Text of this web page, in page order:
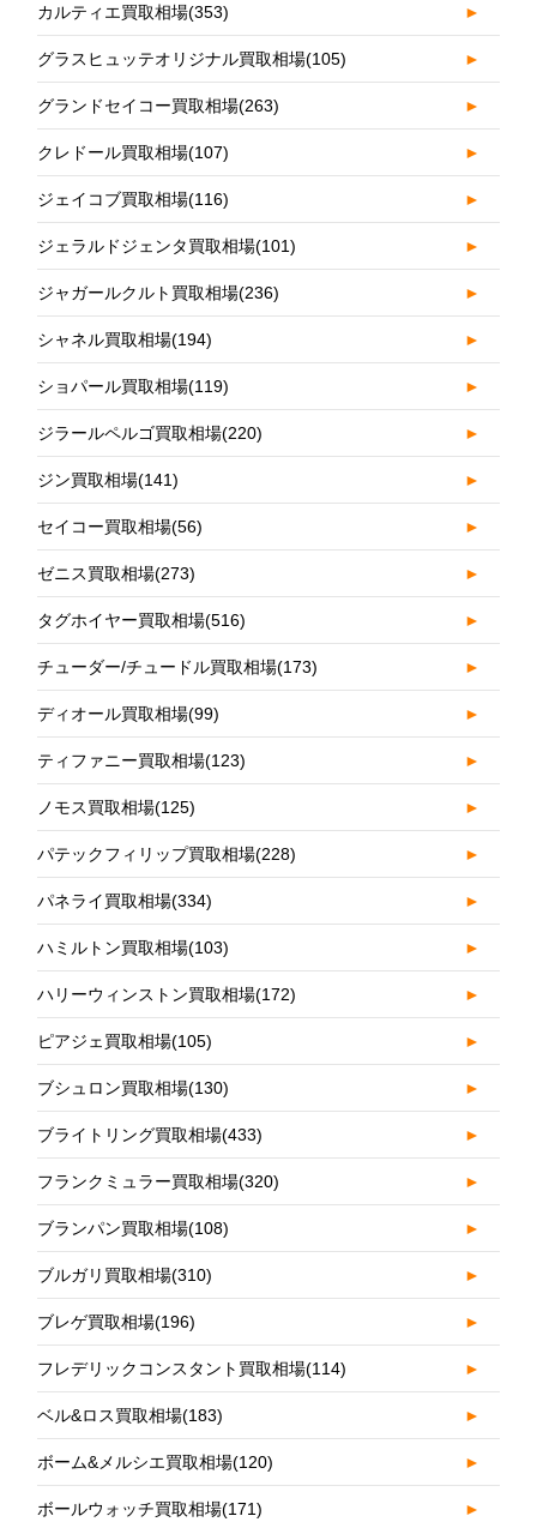
カルティエ買取相場(353) ►
グラスヒュッテオリジナル買取相場(105) ►
グランドセイコー買取相場(263) ►
クレドール買取相場(107) ►
ジェイコブ買取相場(116) ►
ジェラルドジェンタ買取相場(101) ►
ジャガールクルト買取相場(236) ►
シャネル買取相場(194) ►
ショパール買取相場(119) ►
ジラールペルゴ買取相場(220) ►
ジン買取相場(141) ►
セイコー買取相場(56) ►
ゼニス買取相場(273) ►
タグホイヤー買取相場(516) ►
チューダー/チュードル買取相場(173) ►
ディオール買取相場(99) ►
ティファニー買取相場(123) ►
ノモス買取相場(125) ►
パテックフィリップ買取相場(228) ►
パネライ買取相場(334) ►
ハミルトン買取相場(103) ►
ハリーウィンストン買取相場(172) ►
ピアジェ買取相場(105) ►
ブシュロン買取相場(130) ►
ブライトリング買取相場(433) ►
フランクミュラー買取相場(320) ►
ブランパン買取相場(108) ►
ブルガリ買取相場(310) ►
ブレゲ買取相場(196) ►
フレデリックコンスタント買取相場(114) ►
ベル&ロス買取相場(183) ►
ボーム&メルシエ買取相場(120) ►
ボールウォッチ買取相場(171) ►